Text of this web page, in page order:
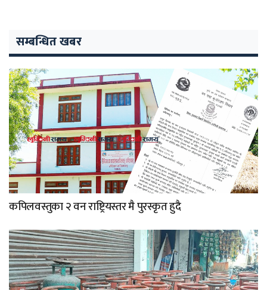
सम्बन्धित खबर
कपिलवस्तुका २ वन राष्ट्रियस्तर मै पुरस्कृत हुदै